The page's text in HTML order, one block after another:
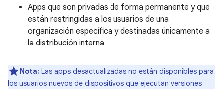
Apps que son privadas de forma permanente y que
están restringidas a los usuarios de una
organización específica y destinadas únicamente a
la distribución interna
Nota: Las apps desactualizadas no están disponibles para
los usuarios nuevos de dispositivos que ejecutan versiones